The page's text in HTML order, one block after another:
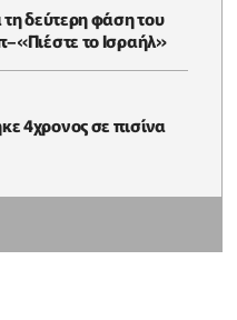
δεύτερη φάση του
το Ισραήλ»
4χρονος σε πισίνα